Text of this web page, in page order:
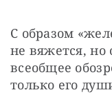
С образом
не вяжется,
всеобщее
только его